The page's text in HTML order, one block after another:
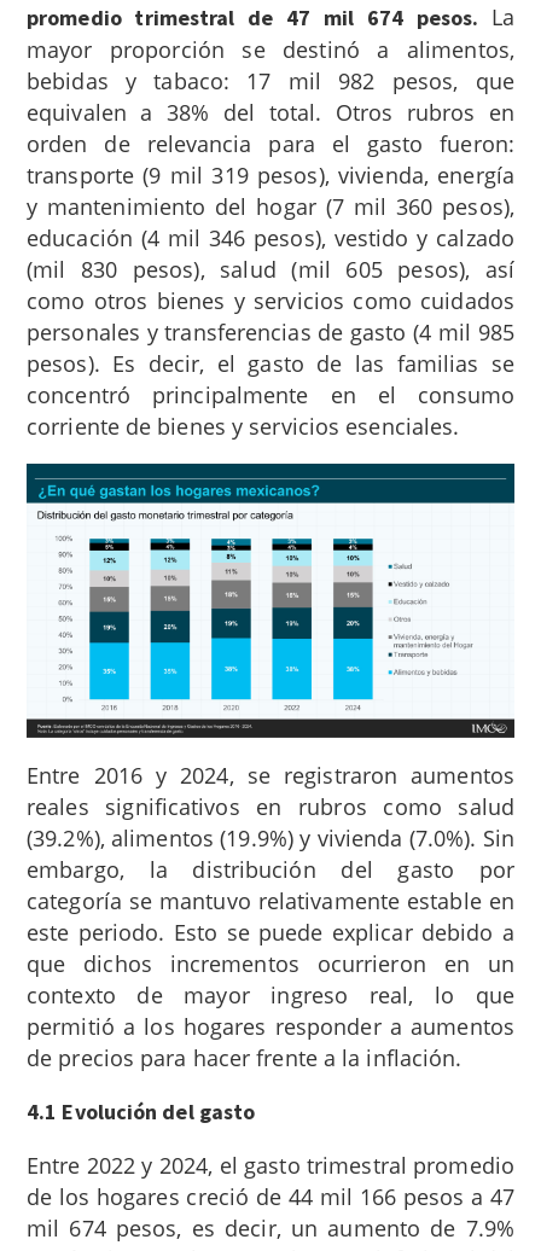
promedio trimestral de 47 mil 674 pesos. La
mayor proporción se destinó a alimentos,
bebidas y tabaco: 17 mil 982 pesos, que
equivalen a 38% del total. Otros rubros en
orden de relevancia para el gasto fueron:
transporte (9 mil 319 pesos), vivienda, energía
y mantenimiento del hogar (7 mil 360 pesos),
educación (4 mil 346 pesos), vestido y calzado
(mil 830 pesos), salud (mil 605 pesos), así
como otros bienes y servicios como cuidados
personales y transferencias de gasto (4 mil 985
pesos). Es decir, el gasto de las familias se
concentró principalmente en el consumo
corriente de bienes y servicios esenciales.
Entre 2016 y 2024, se registraron aumentos
reales significativos en rubros como salud
(39.2%), alimentos (19.9%) y vivienda (7.0%). Sin
embargo, la distribución del gasto por
categoría se mantuvo relativamente estable en
este periodo. Esto se puede explicar debido a
que dichos incrementos ocurrieron en un
contexto de mayor ingreso real, lo que
permitió a los hogares responder a aumentos
de precios para hacer frente a la inflación.
4.1 Evolución del gasto
Entre 2022 y 2024, el gasto trimestral promedio
de los hogares creció de 44 mil 166 pesos a 47
mil 674 pesos, es decir, un aumento de 7.9%